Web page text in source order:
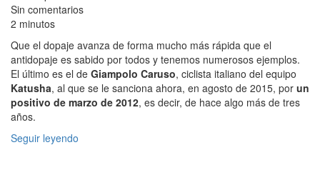
Sin comentarios
2 minutos
Que el dopaje avanza de forma mucho más rápida que el
antidopaje es sabido por todos y tenemos numerosos ejemplos.
El último es el de Giampolo Caruso, ciclista italiano del equipo
Katusha, al que se le sanciona ahora, en agosto de 2015, por un
positivo de marzo de 2012, es decir, de hace algo más de tres
años.
Seguir leyendo